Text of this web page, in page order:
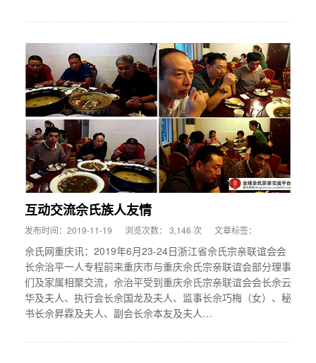
互动交流佘氏族人友情
发布时间：2019-11-19 浏览次数： 3,146 次 文章标签：
佘氏网重庆讯：2019年6月23-24日浙江省佘氏宗亲联谊会会
长佘治平一人专程前来重庆市与重庆佘氏宗亲联谊会部分理事
们及家属相聚交流，佘治平受到重庆佘氏宗亲联谊会会长佘云
华及夫人、执行会长佘国龙及夫人、监事长佘巧梅（女）、秘
书长佘昇霖及夫人、副会长佘本友及夫人…